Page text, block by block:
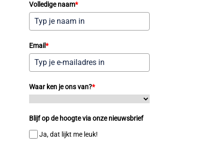
Volledige naam*
Email*
Waar ken je ons van?*
Blijf op de hoogte via onze nieuwsbrief
Ja, dat lijkt me leuk!